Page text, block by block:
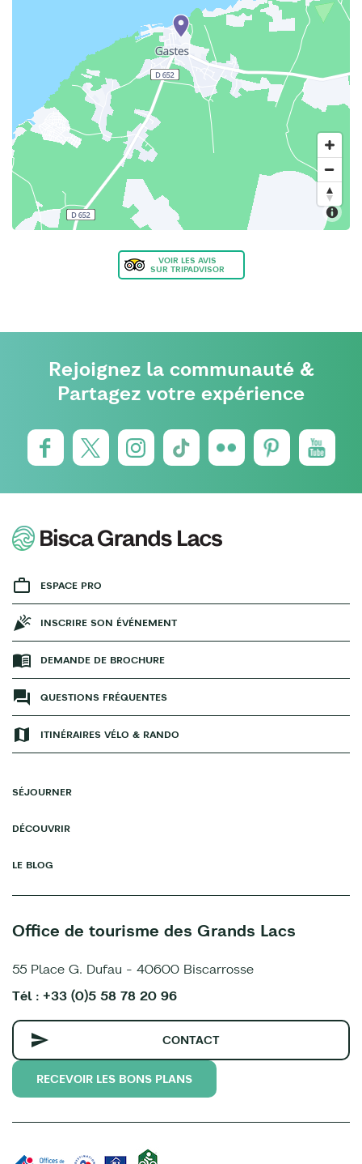
VOIR LES AVIS
SUR TRIPADVISOR
Rejoignez la communauté &
Partagez votre expérience
ESPACE PRO
INSCRIRE SON ÉVÉNEMENT
DEMANDE DE BROCHURE
QUESTIONS FRÉQUENTES
ITINÉRAIRES VÉLO & RANDO
SÉJOURNER
DÉCOUVRIR
LE BLOG
Office de tourisme des Grands Lacs
55 Place G. Dufau - 40600 Biscarrosse
Tél : +33 (0)5 58 78 20 96
CONTACT
RECEVOIR LES BONS PLANS